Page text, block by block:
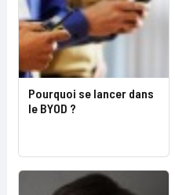
Pourquoi se lancer dans
le BYOD ?